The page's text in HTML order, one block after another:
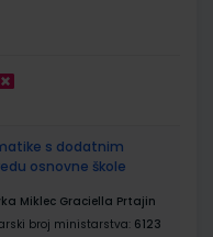
s dodatnim
osnovne škole
Miklec Graciella Prtajin
broj ministarstva: 6123